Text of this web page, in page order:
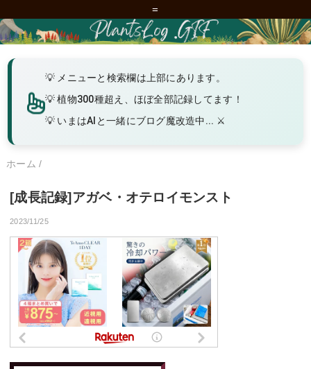
=
メニューと検索欄は上部にあります。
植物300種超え、ほぼ全部記録してます！
いまはAIと一緒にブログ魔改造中... ⚔️
ホーム /
[成長記録]アガベ・オテロイモンスト
2023/11/25